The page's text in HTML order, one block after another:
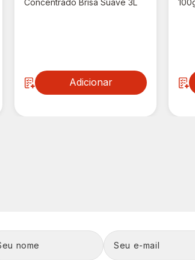
Concentrado Brisa Suave 3L
Adicionar